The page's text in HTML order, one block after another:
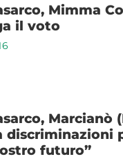
Mimma
il voto
Marcianò
discriminazioni
futuro”